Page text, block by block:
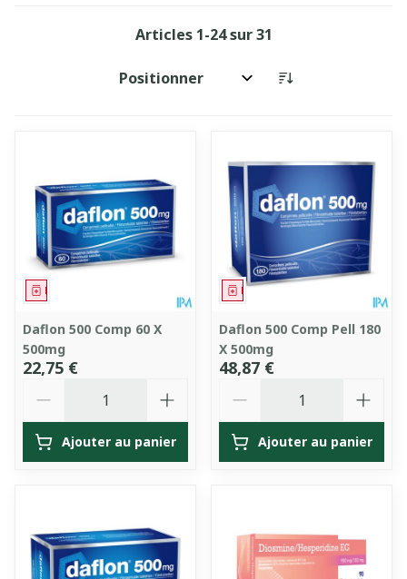
Articles 1-24sur31
Trier par:
Médicament
Daflon 500 Comp 60 X
500mg
22,75 €
Ajouter au panier
Médicament
Daflon 500 Comp Pell 180
X 500mg
48,87 €
Ajouter au panier